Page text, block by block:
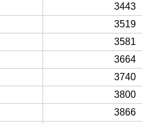
3443
3519
3581
3664
3740
3800
3866